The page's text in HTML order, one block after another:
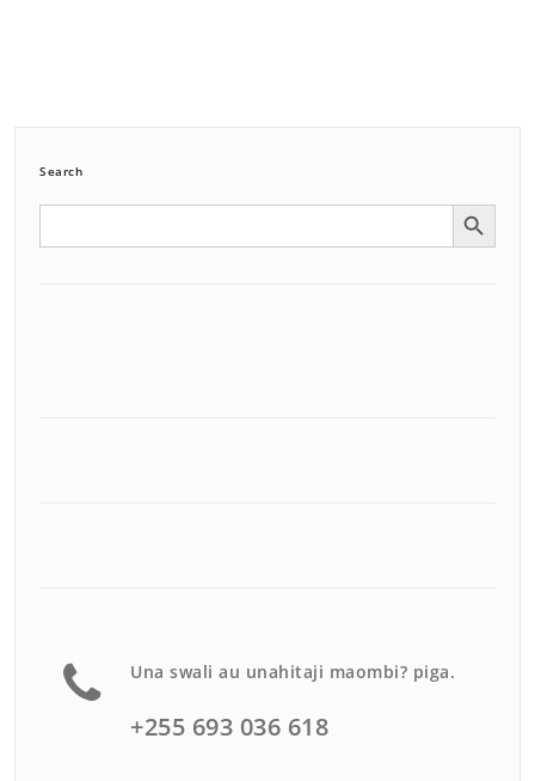
Search
Search Search Button
Una swali au unahitaji maombi? piga.
+255 693 036 618